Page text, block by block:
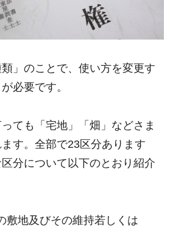
」のことで、使い方を変更す
必要です。
ても「宅地」「畑」などさま
す。全部で23区分あります
分について以下のとおり紹介
地及びその維持若しくは